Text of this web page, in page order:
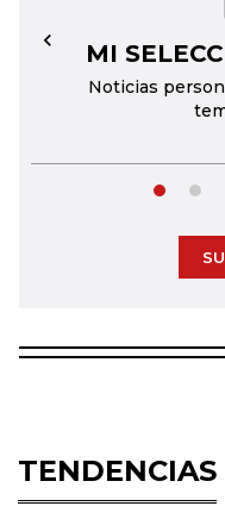
MI
Noticias
←
TENDENCIAS